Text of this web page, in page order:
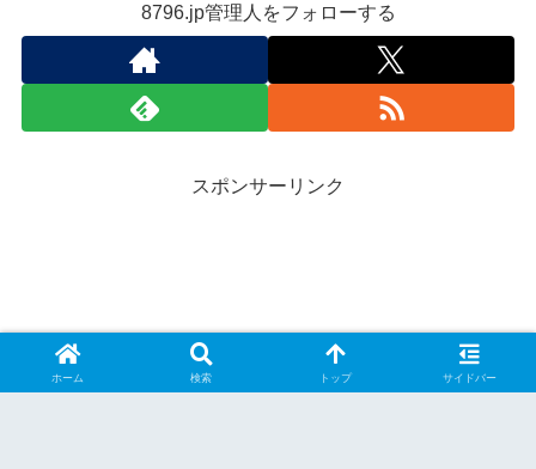
8796.jp管理人をフォローする
スポンサーリンク
ホーム 検索 トップ サイドバー